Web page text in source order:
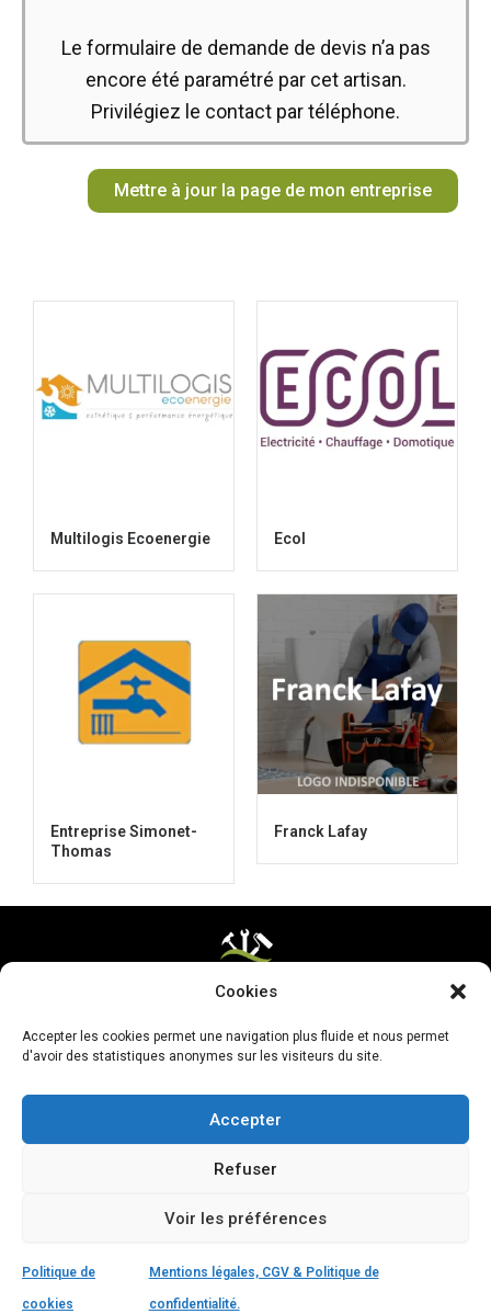
Cookies
Accepter les cookies permet une navigation plus fluide et nous permet
d'avoir des statistiques anonymes sur les visiteurs du site.
Accepter
Refuser
Voir les préférences
Politique de
cookies
Mentions légales, CGV & Politique de
confidentialité.
Le formulaire de demande de devis n’a pas
encore été paramétré par cet artisan.
Privilégiez le contact par téléphone.
Mettre à jour la page de mon entreprise
Multilogis Ecoenergie Ecol
Entreprise Simonet-
Thomas
Franck Lafay
Mettre ma page à jour